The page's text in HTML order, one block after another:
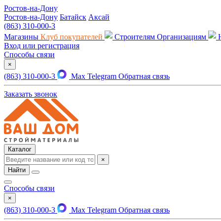
Ростов-на-Дону
Ростов-на-Дону Батайск Аксай
(863) 310-000-3
Магазины Клуб покупателей Строителям Организациям
Вход или регистрация
Способы связи
×
(863) 310-000-3 Max Telegram Обратная связь
Заказать звонок
Каталог
×
Найти
Способы связи
×
(863) 310-000-3 Max Telegram Обратная связь